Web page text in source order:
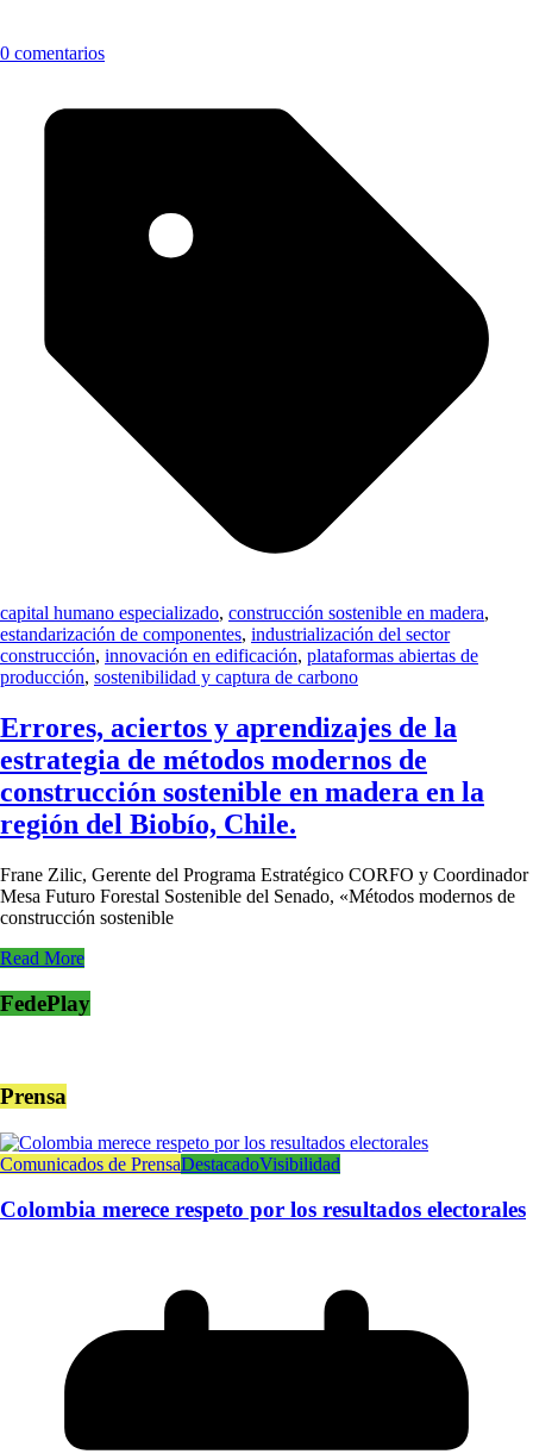
0 comentarios
capital humano especializado, construcción sostenible en madera,
estandarización de componentes, industrialización del sector
construcción, innovación en edificación, plataformas abiertas de
producción, sostenibilidad y captura de carbono
Errores, aciertos y aprendizajes de la
estrategia de métodos modernos de
construcción sostenible en madera en la
región del Biobío, Chile.
Frane Zilic, Gerente del Programa Estratégico CORFO y Coordinador
Mesa Futuro Forestal Sostenible del Senado, «Métodos modernos de
construcción sostenible
Read More
FedePlay
Prensa
Comunicados de PrensaDestacadoVisibilidad
Colombia merece respeto por los resultados electorales